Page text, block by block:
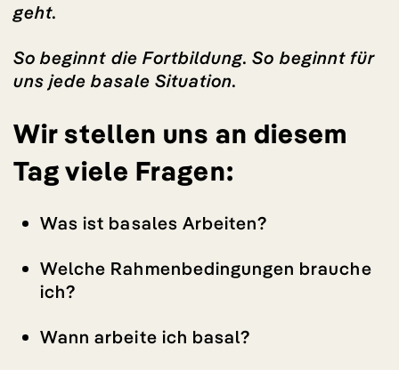
geht.
So beginnt die Fortbildung. So beginnt für
uns jede basale Situation.
Wir stellen uns an diesem
Tag viele Fragen:
Was ist basales Arbeiten?
Welche Rahmenbedingungen brauche
ich?
Wann arbeite ich basal?